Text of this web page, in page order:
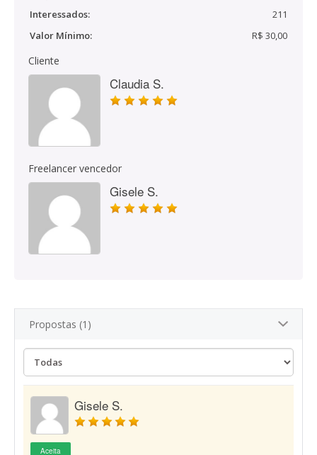
Interessados:
211
Valor Mínimo:
R$ 30,00
Cliente
Claudia S.
Freelancer vencedor
Gisele S.
Propostas (1)
Gisele S.
Aceita